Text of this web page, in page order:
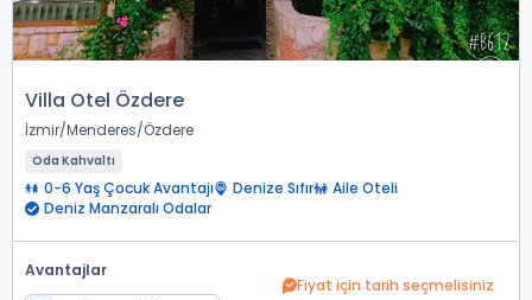
Villa Otel Özdere
İzmir Menderes Özdere
Oda Kahvaltı
0-6 Yaş Çocuk Avantajı Denize Sıfır
Aile Oteli
Deniz Manzaralı Odalar
Avantajlar
Fiyat için tarih seçmelisiniz